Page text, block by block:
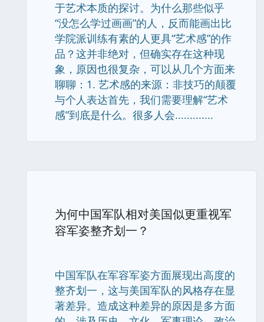
于艺术本质的探讨。为什么那些似乎
“没怎么学过画画”的人，反而能画出比
学院派训练有素的人更具“艺术感”的作
品？这并非绝对，但确实存在这种现
象，原因也很复杂，可以从几个方面来
聊聊：1. 艺术感的来源：非技巧的颠覆
与个人表达首先，我们需要理解“艺术
感”到底是什么。很多人会.............
为何中国军队相对美国似更重视军
容军姿整齐划一？
中国军队在军容军姿方面展现出高度的
整齐划一，这与美国军队的风格存在显
著差异。造成这种差异的原因是多方面